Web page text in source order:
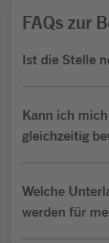
FAQs zur
Ist die Stelle
Kann ich
gleichzeitig
Welche
werden für